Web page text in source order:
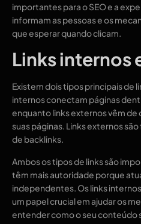
importantes para o SEO e a
informam as pessoas e os
que esperar quando clicam.
Links internos
Existem dois tipos principais de
internos conectam páginas
enquanto links externos vêm de
suas páginas. Links externos
de backlinks.
Ambos os tipos de links são
têm mais autoridade porque
independentes. Os links
um papel crucial em ajudar os
entender como o seu conteúdo